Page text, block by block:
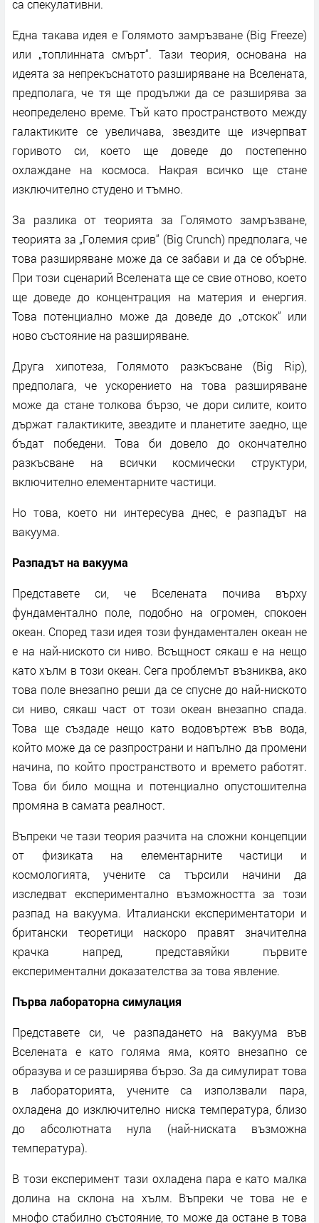
са спекулативни.
Една такава идея е Голямото замръзване (Big Freeze)
или „топлинната смърт“. Тази теория, основана на
идеята за непрекъснатото разширяване на Вселената,
предполага, че тя ще продължи да се разширява за
неопределено време. Тъй като пространството между
галактиките се увеличава, звездите ще изчерпват
горивото си, което ще доведе до постепенно
охлаждане на космоса. Накрая всичко ще стане
изключително студено и тъмно.
За разлика от теорията за Голямото замръзване,
теорията за „Големия срив“ (Big Crunch) предполага, че
това разширяване може да се забави и да се обърне.
При този сценарий Вселената ще се свие отново, което
ще доведе до концентрация на материя и енергия.
Това потенциално може да доведе до „отскок“ или
ново състояние на разширяване.
Друга хипотеза, Голямото разкъсване (Big Rip),
предполага, че ускорението на това разширяване
може да стане толкова бързо, че дори силите, които
държат галактиките, звездите и планетите заедно, ще
бъдат победени. Това би довело до окончателно
разкъсване на всички космически структури,
включително елементарните частици.
Но това, което ни интересува днес, е разпадът на
вакуума.
Разпадът на вакуума
Представете си, че Вселената почива върху
фундаментално поле, подобно на огромен, спокоен
океан. Според тази идея този фундаментален океан не
е на най-ниското си ниво. Всъщност сякаш е на нещо
като хълм в този океан. Сега проблемът възниква, ако
това поле внезапно реши да се спусне до най-ниското
си ниво, сякаш част от този океан внезапно спада.
Това ще създаде нещо като водовъртеж във вода,
който може да се разпространи и напълно да промени
начина, по който пространството и времето работят.
Това би било мощна и потенциално опустошителна
промяна в самата реалност.
Въпреки че тази теория разчита на сложни концепции
от физиката на елементарните частици и
космологията, учените са търсили начини да
изследват експериментално възможността за този
разпад на вакуума. Италиански експериментатори и
британски теоретици наскоро правят значителна
крачка напред, представяйки първите
експериментални доказателства за това явление.
Първа лабораторна симулация
Представете си, че разпадането на вакуума във
Вселената е като голяма яма, която внезапно се
образува и се разширява бързо. За да симулират това
в лабораторията, учените са използвали пара,
охладена до изключително ниска температура, близо
до абсолютната нула (най-ниската възможна
температура).
В този експеримент тази охладена пара е като малка
долина на склона на хълм. Въпреки че това не е
мнофо стабилно състояние, то може да остане в това